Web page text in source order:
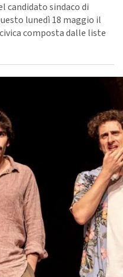
candidato sindaco di
lunedì 18 maggio il
composta dalle liste